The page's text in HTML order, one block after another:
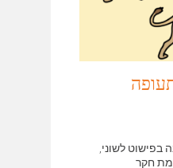
בפישוט לשוני,
חקר